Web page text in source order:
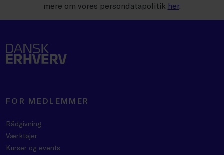
mere om vores persondatapolitik her.
FOR MEDLEMMER
Rådgivning
Værktøjer
Kurser og events